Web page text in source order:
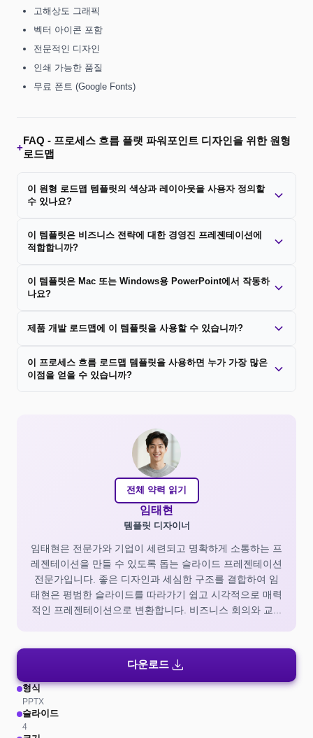
고해상도 그래픽
벡터 아이콘 포함
전문적인 디자인
인쇄 가능한 품질
무료 폰트 (Google Fonts)
+
FAQ - 프로세스 흐름 플랫 파워포인트 디자인을 위한 원형
로드맵
이 원형 로드맵 템플릿의 색상과 레이아웃을 사용자 정의할
수 있나요?
이 템플릿은 비즈니스 전략에 대한 경영진 프레젠테이션에
적합합니까?
이 템플릿은 Mac 또는 Windows용 PowerPoint에서 작동하
나요?
제품 개발 로드맵에 이 템플릿을 사용할 수 있습니까?
이 프로세스 흐름 로드맵 템플릿을 사용하면 누가 가장 많은
이점을 얻을 수 있습니까?
전체 약력 읽기
임태현
템플릿 디자이너
임태현은 전문가와 기업이 세련되고 명확하게 소통하는 프
레젠테이션을 만들 수 있도록 돕는 슬라이드 프레젠테이션
전문가입니다. 좋은 디자인과 세심한 구조를 결합하여 임
태현은 평범한 슬라이드를 따라가기 쉽고 시각적으로 매력
적인 프레젠테이션으로 변환합니다. 비즈니스 회의와 교...
다운로드 download
형식
PPTX
슬라이드
4